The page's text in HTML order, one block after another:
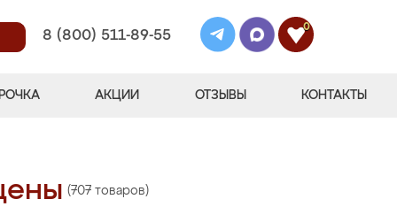
8 (800) 511-89-55
0
АКЦИИ ОТЗЫВЫ КОНТАКТЫ
(707 товаров)